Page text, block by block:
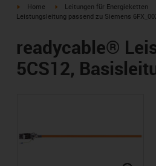
igus-icon-arrow-right
Home igus-icon-arrow-right
Leitungen für Energieketten
Leistungsleitung passend zu Siemens
readycable®
5CS12,